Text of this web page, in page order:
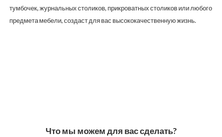
тумбочек, журнальных столиков, прикроватных столиков или любого
предмета мебели, создаст для вас высококачественную жизнь.
Что мы можем для вас сделать?